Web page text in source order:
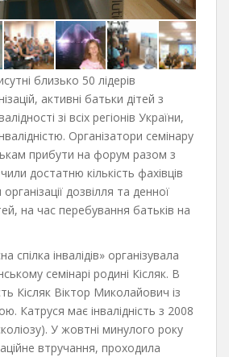
близько 50 лідерів
активні батьки дітей з
зі всіх регіонів України,
Організатори семінару
прибути на форум разом з
достатню кількість фахівців
дозвілля та денної
на час перебування батьків на
спілка інвалідів» організувала
семінарі родині Кісляк. В
Кісляк Віктор Миколайович із
Катруся має інвалідність з 2008
У жовтні минулого року
втручання, проходила